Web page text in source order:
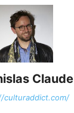
Claude
culturaddict.com/